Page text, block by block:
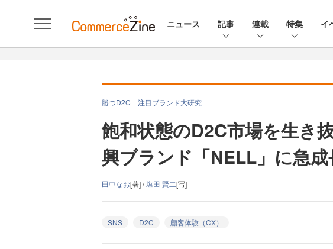
ニュース 記事 連載 特集 イ
勝つD2C 注目ブランド大研究
飽和状態のD2C市場を生き
興ブランド「NELL」に急成
田中なお[著] /塩田 賢二[写]
SNS D2C 顧客体験（CX）